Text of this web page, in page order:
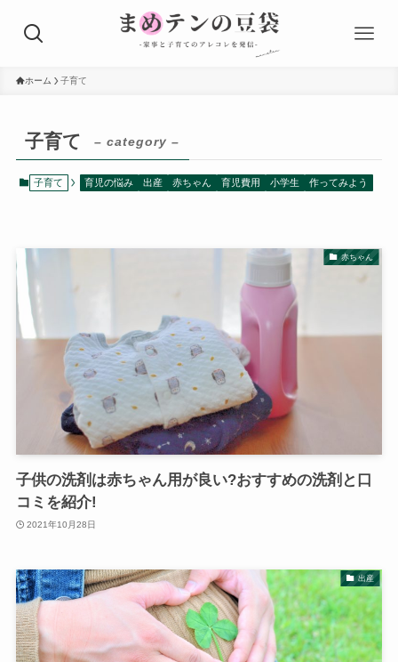
ホーム 子育て
子育て – category –
子育て 育児の悩み 出産 赤ちゃん 育児費用 小学生 作ってみよう
赤ちゃん
子供の洗剤は赤ちゃん用が良い?おすすめの洗剤と口
コミを紹介!
2021年10月28日
出産